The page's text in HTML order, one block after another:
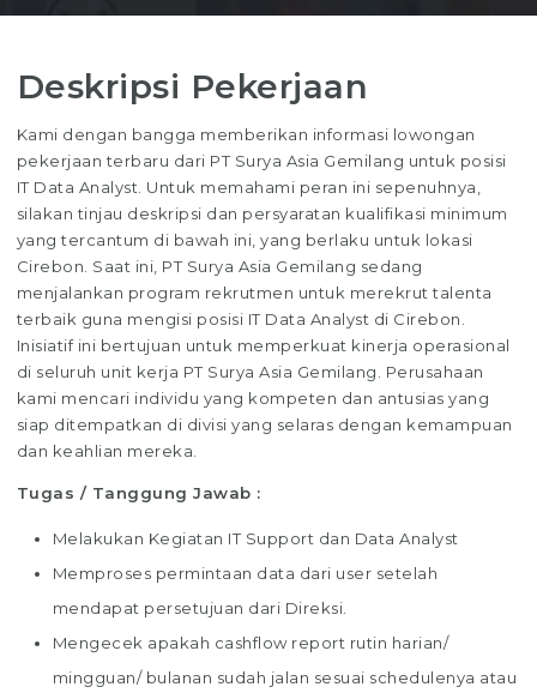
Deskripsi Pekerjaan
Kami dengan bangga memberikan informasi lowongan
pekerjaan terbaru dari PT Surya Asia Gemilang untuk posisi
IT Data Analyst. Untuk memahami peran ini sepenuhnya,
silakan tinjau deskripsi dan persyaratan kualifikasi minimum
yang tercantum di bawah ini, yang berlaku untuk lokasi
Cirebon. Saat ini, PT Surya Asia Gemilang sedang
menjalankan program rekrutmen untuk merekrut talenta
terbaik guna mengisi posisi IT Data Analyst di Cirebon.
Inisiatif ini bertujuan untuk memperkuat kinerja operasional
di seluruh unit kerja PT Surya Asia Gemilang. Perusahaan
kami mencari individu yang kompeten dan antusias yang
siap ditempatkan di divisi yang selaras dengan kemampuan
dan keahlian mereka.
Tugas / Tanggung Jawab :
Melakukan Kegiatan IT Support dan Data Analyst
Memproses permintaan data dari user setelah
mendapat persetujuan dari Direksi.
Mengecek apakah cashflow report rutin harian/
mingguan/ bulanan sudah jalan sesuai schedulenya atau